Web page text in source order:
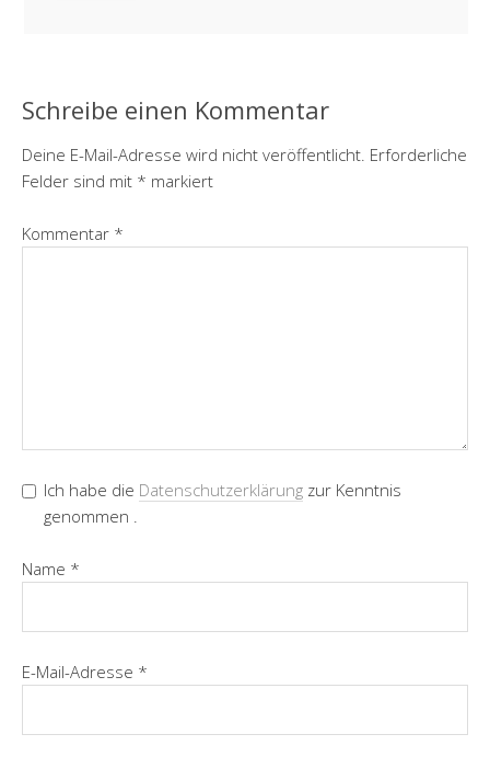
Schreibe einen Kommentar
Deine E-Mail-Adresse wird nicht veröffentlicht. Erforderliche
Felder sind mit * markiert
Kommentar *
Ich habe die Datenschutzerklärung zur Kenntnis
genommen .
Name *
E-Mail-Adresse *